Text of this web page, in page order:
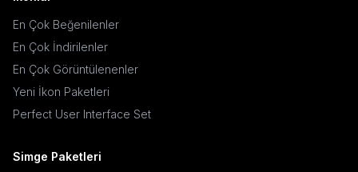
En Çok Beğenilenler
En Çok İndirilenler
En Çok Görüntülenenler
Yeni İkon Paketleri
Perfect User Interface Set
Simge Paketleri